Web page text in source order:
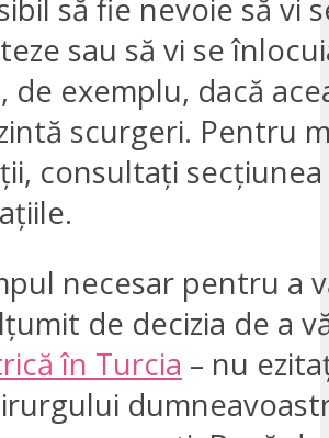
să fie nevoie să vi
sau să vi se
de exemplu, dacă
scurgeri. Pentru
consultați
necesar pentru a
de decizia de a
în Turcia – nu